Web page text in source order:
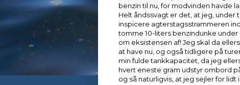
benzin til nu, for modvinden havde
Helt åndssvagt er det, at jeg,
inspicere agterstagsstrammeren
tomme 10-liters benzindunke
om eksistensen af! Jeg skal da
at have nu, og også tidligere på
min fulde tankkapacitet, da jeg
hvert eneste gram udstyr ombord
og så naturligvis, at jeg sejler for